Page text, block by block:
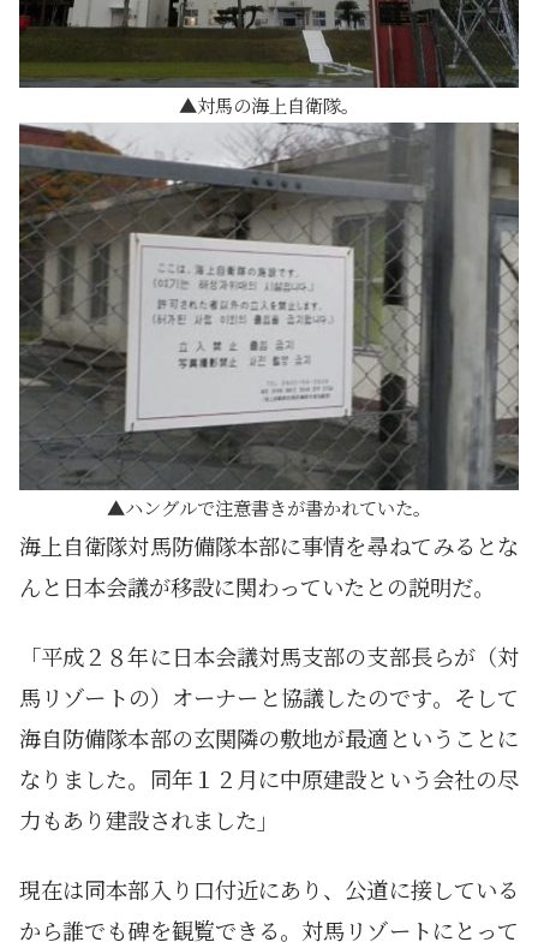
対馬の海上自衛隊。
ハングルで注意書きが書かれていた。
海上自衛隊対馬防備隊本部に事情を尋ねてみるとな
んと日本会議が移設に関わっていたとの説明だ。
「平成２８年に日本会議対馬支部の支部長らが（対
馬リゾートの）オーナーと協議したのです。そして
海自防備隊本部の玄関隣の敷地が最適ということに
なりました。同年１２月に中原建設という会社の尽
力もあり建設されました」
現在は同本部入り口付近にあり、公道に接している
から誰でも碑を観覧できる。対馬リゾートにとって